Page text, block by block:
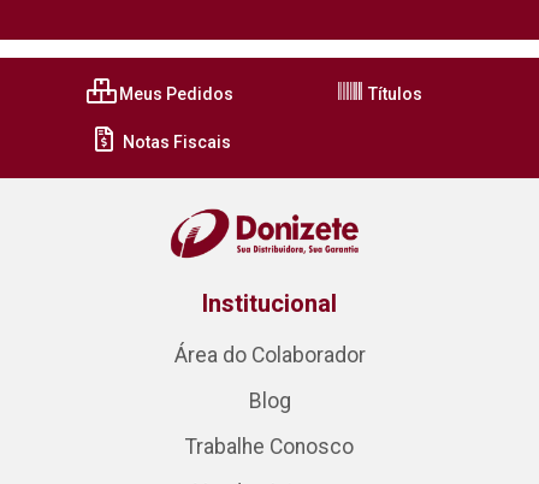
Meus Pedidos Títulos
Notas Fiscais
Institucional
Área do Colaborador
Blog
Trabalhe Conosco